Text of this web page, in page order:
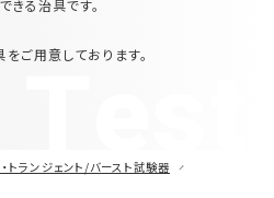
きる治具です。
ご用意しております。
・トランジェント/バースト試験器